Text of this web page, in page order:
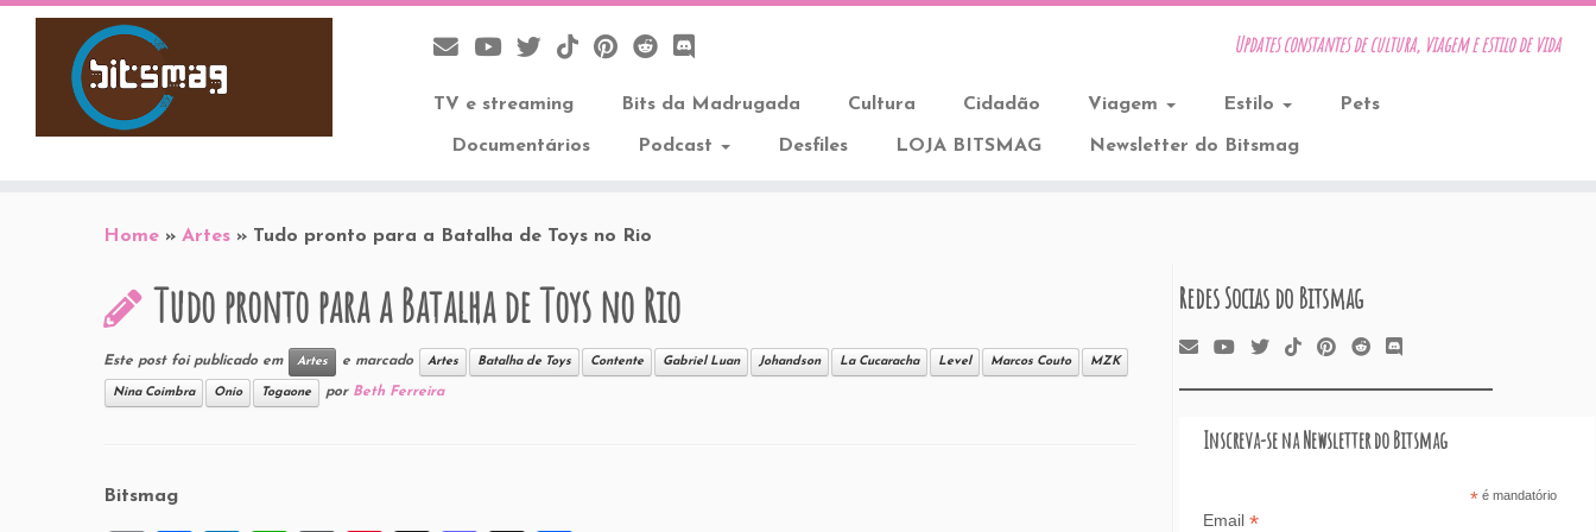
Updates constantes de cultura, viagem e estilo de vida
TV e streaming Bits da Madrugada Cultura Cidadão Viagem Estilo Pets
Documentários Podcast Desfiles LOJA BITSMAG Newsletter do Bitsmag
Home » Artes » Tudo pronto para a Batalha de Toys no Rio
Tudo pronto para a Batalha de Toys no Rio
Este post foi publicado em Artes e marcado Artes Batalha de Toys Contente Gabriel Luan Johandson La Cucaracha Level Marcos Couto MZK
Nina Coimbra Onio Togaone por Beth Ferreira
Bitsmag
Redes Socias do Bitsmag
Inscreva-se na Newsletter do Bitsmag
*é mandatório
Email *